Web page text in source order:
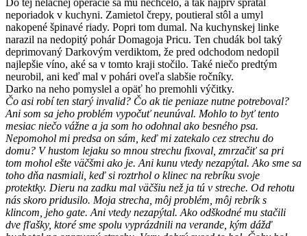
neporiadok v kuchyni. Zamietol črepy, poutieral stôl a umyl
nakopené špinavé riady. Popri tom dumal. Na kuchynskej linke
narazil na nedopitý pohár Domagoja Pricu. Ten chudák bol taký
deprimovaný Darkovým verdiktom, že pred odchodom nedopil
najlepšie víno, aké sa v tomto kraji stočilo. Také niečo predtým
neurobil, ani keď mal v pohári oveľa slabšie ročníky.
Darko na neho pomyslel a opäť ho premohli výčitky.
Čo asi robí ten starý invalid? Čo ak tie peniaze nutne potreboval?
Ani som sa jeho problém vypočuť neunúval. Mohlo to byť tento
mesiac niečo vážne a ja som ho odohnal ako besného psa.
Nepomohol mi predsa on sám, keď mi zatekalo cez strechu do
domu? V hustom lejaku so mnou strechu fixoval, zmrzačiť sa pri
tom mohol ešte väčšmi ako je. Ani kunu vtedy nezapýtal. Ako sme sa
toho dňa nasmiali, keď si roztrhol o klinec na rebríku svoje
protektky. Dieru na zadku mal väčšiu než ja tú v streche. Od rehotu
nás skoro pridusilo. Moja strecha, môj problém, môj rebrík s
klincom, jeho gate. Ani vtedy nezapýtal. Ako odškodné mu stačili
dve fľašky, ktoré sme spolu vyprázdnili na verande, kým dážď